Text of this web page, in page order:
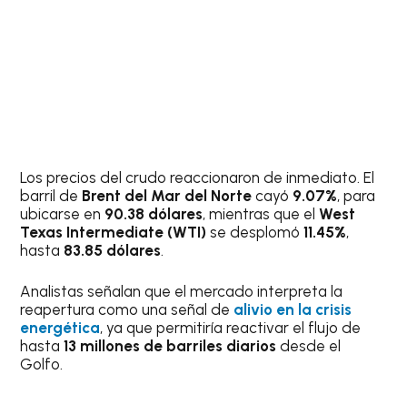
Los precios del crudo reaccionaron de inmediato. El
barril de Brent del Mar del Norte cayó 9.07%, para
ubicarse en 90.38 dólares, mientras que elWest
Texas Intermediate (WTI) se desplomó11.45%,
hasta 83.85 dólares.
Analistas señalan que el mercado interpreta la
reapertura como una señal de alivio en la crisis
energética, ya que permitiría reactivar el flujo de
hasta13 millones de barriles diarios desde el
Golfo.